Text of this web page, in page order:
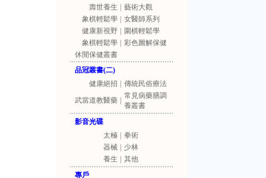
壽世養生
藝術大觀
象棋輕鬆學
女醫師系列
健康新視野
圍棋輕鬆學
象棋輕鬆學
彩色圖解保健
休閒保健叢書
品冠叢書(二)
健康絕招
傳統民俗療法
武當道教醫藥
常見病藥膳調
養叢書
影音光碟
太極
拳術
器械
少林
養生
其他
專戶